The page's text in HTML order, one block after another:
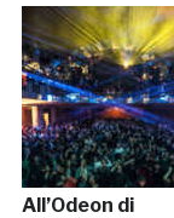
All’Odeon di